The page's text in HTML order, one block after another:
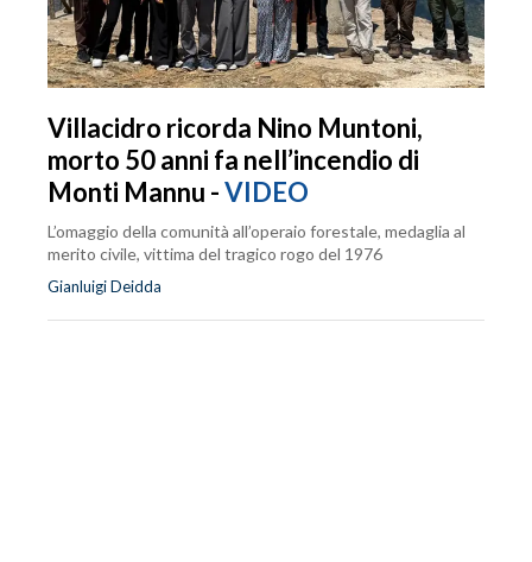
Villacidro ricorda Nino Muntoni,
morto 50 anni fa nell’incendio di
Monti Mannu -VIDEO
L’omaggio della comunità all’operaio forestale, medaglia al
merito civile, vittima del tragico rogo del 1976
Gianluigi Deidda